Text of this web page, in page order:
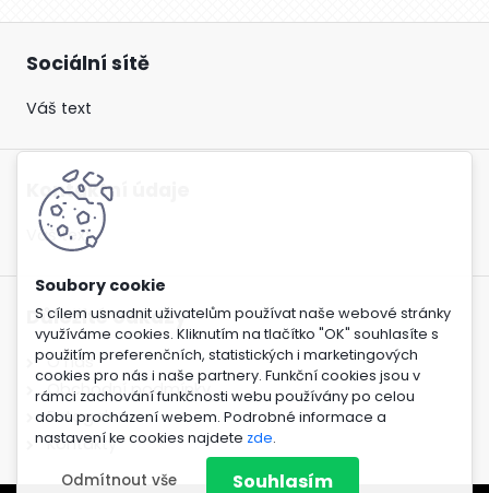
S cílem usnadnit uživatelům používat naše webové stránky
využíváme cookies. Kliknutím na tlačítko "OK" souhlasíte s
použitím preferenčních, statistických i marketingových
cookies pro nás i naše partnery. Funkční cookies jsou v
rámci zachování funkčnosti webu používány po celou
dobu procházení webem. Podrobné informace a
nastavení ke cookies najdete zde.
Odmítnout vše Souhlasím
Sociální sítě
Váš text
Kontaktní údaje
Váš text
Důležité odkazy
O nás
Obchodní podmínky
Fotogalerie
Kontakty